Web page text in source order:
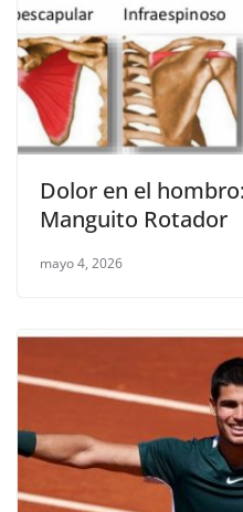
Dolor en el
Manguito Rotador
mayo 4, 2026